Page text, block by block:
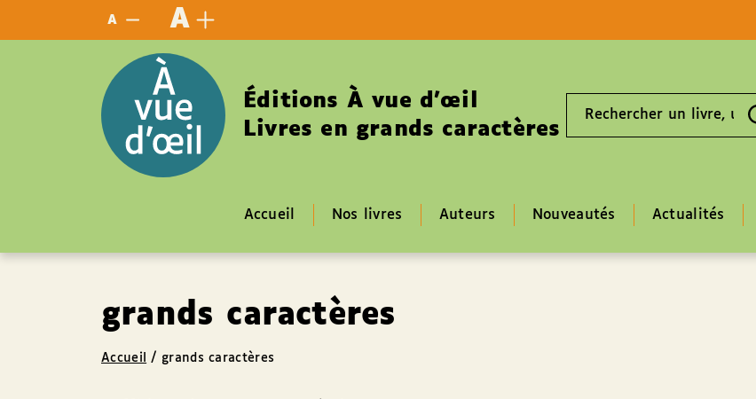
A A
Éditions À vue d’œil
Livres en grands caractères livre,
Accueil Nos livres Auteurs Nouveautés Actualités
grands caractères
Accueil / grands caractères
Panneau de gestion des cookies